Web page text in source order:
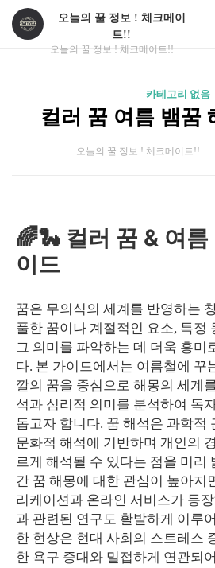
오늘의 꿀 정보 ! 체크메이
트!!
오늘의 꿀 정보 ! 체크메이트!!
카테고리 없음
컬러 꿈 여름 뱀꿈
오늘의 꿀 정보 ! 체크메이트!!
🌈🐍 컬러 꿈 & 여
이드
꿈은 무의식의 세계를 반영하는
풀한 꿈이나 계절적인 요소, 특정
그 의미를 파악하는 데 더욱 흥미
다. 본 가이드에서는 여름철에 꾸
깔의 꿈을 중심으로 해몽의 세계
석과 심리적 의미를 분석하여 독
돕고자 합니다. 꿈 해석은 과학적
문화적 해석에 기반하며 개인의
르게 해석될 수 있다는 점을 미리
간 꿈 해몽에 대한 관심이 높아지
리케이션과 온라인 서비스가 등
과 관련된 연구도 활발하게 이루
한 현상은 현대 사회의 스트레스
한 욕구 증대와 밀접하게 연관되